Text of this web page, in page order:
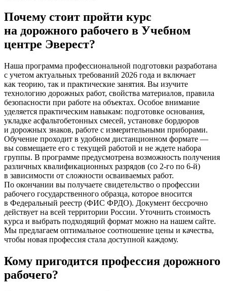
Почему стоит пройти курс
на дорожного рабочего в Учебном
центре Эверест?
Наша программа профессиональной подготовки разработана
с учетом актуальных требований 2026 года и включает
как теорию, так и практические занятия. Вы изучите
технологию дорожных работ, свойства материалов, правила
безопасности при работе на объектах. Особое внимание
уделяется практическим навыкам: подготовке основания,
укладке асфальтобетонных смесей, установке бордюров
и дорожных знаков, работе с измерительными приборами.
Обучение проходит в удобном дистанционном формате —
вы совмещаете его с текущей работой и не ждете набора
группы. В программе предусмотрена возможность получения
различных квалификационных разрядов (со 2-го по 6-й)
в зависимости от сложности осваиваемых работ.
По окончании вы получаете свидетельство о профессии
рабочего государственного образца, которое вносится
в Федеральный реестр (ФИС ФРДО). Документ бессрочно
действует на всей территории России. Уточнить стоимость
курса и выбрать подходящий формат можно на нашем сайте.
Мы предлагаем оптимальное соотношение цены и качества,
чтобы новая профессия стала доступной каждому.
Кому пригодится профессия дорожного
рабочего?